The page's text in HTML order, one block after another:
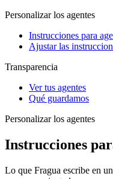
Personalizar los agentes
Instrucciones para
Ajustar las
Transparencia
Ver tus agentes
Qué guardamos
Personalizar los agentes
Instrucciones
Lo que Fragua escribe en